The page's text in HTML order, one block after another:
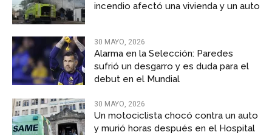
incendio afectó una vivienda y un auto
30 MAYO, 2026
Alarma en la Selección: Paredes
sufrió un desgarro y es duda para el
debut en el Mundial
30 MAYO, 2026
Un motociclista chocó contra un auto
y murió horas después en el Hospital